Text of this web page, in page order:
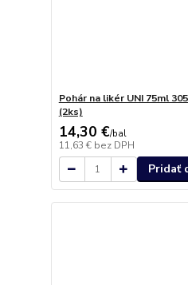
Pohár na likér UNI 75ml
(2ks)
14,30 €/bal
11,63 € bez DPH
Pridať